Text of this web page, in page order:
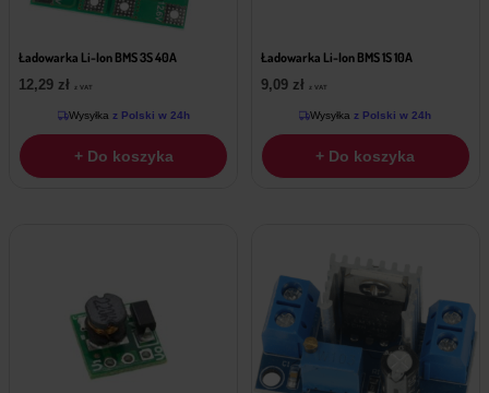
Ładowarka Li-Ion BMS 3S 40A
12,29 zł z VAT
Wysyłka z Polski w 24h
+ Do koszyka
Ładowarka Li-Ion BMS 1S 10A
9,09 zł z VAT
Wysyłka z Polski w 24h
+ Do koszyka